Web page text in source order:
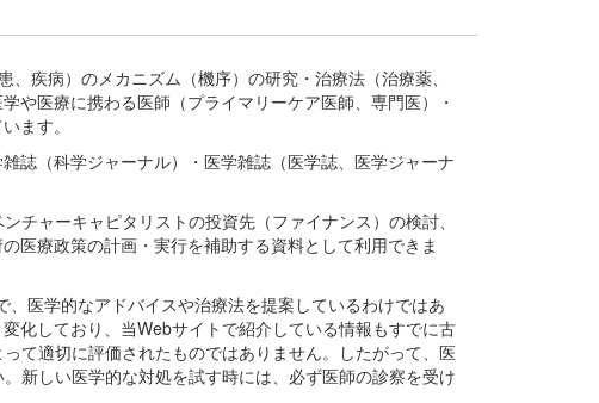
疾病）のメカニズム（機序）の研究・治療法（治療薬、
や医療に携わる医師（プライマリーケア医師、専門医）・
ます。
誌（科学ジャーナル）・医学雑誌（医学誌、医学ジャーナ
チャーキャピタリストの投資先（ファイナンス）の検討、
医療政策の計画・実行を補助する資料として利用できま
医学的なアドバイスや治療法を提案しているわけではあ
化しており、当Webサイトで紹介している情報もすでに古
て適切に評価されたものではありません。したがって、医
新しい医学的な対処を試す時には、必ず医師の診察を受け